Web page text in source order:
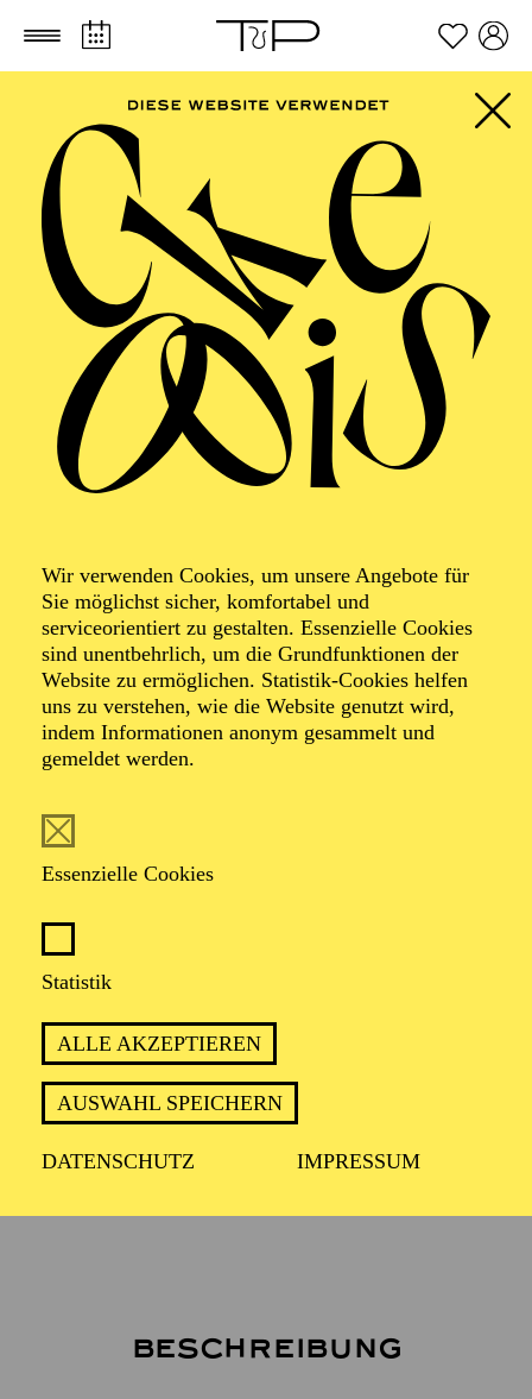
Zum Hauptinhalt springen Zum Footer springen
Wir verwenden Cookies, um unsere Angebote für
Sie möglichst sicher, komfortabel und
serviceorientiert zu gestalten. Essenzielle Cookies
sind unentbehrlich, um die Grundfunktionen der
Website zu ermöglichen. Statistik-Cookies helfen
uns zu verstehen, wie die Website genutzt wird,
indem Informationen anonym gesammelt und
gemeldet werden.
Essenzielle Cookies
Statistik
ALLE AKZEPTIEREN
AUSWAHL SPEICHERN
DATENSCHUTZ IMPRESSUM
AALTO
MUSIKTHEATER,
AALTO BALLETT
ESSEN
Öffentliche
Theater­führung
Zweistündiger öffentlicher Rundgang durch das Aalto-
ca. 2 Stunden
Beschreibung